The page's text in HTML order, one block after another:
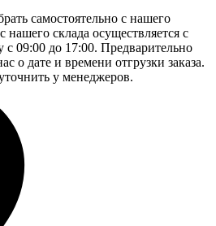
самостоятельно с нашего
нашего склада осуществляется с
с 09:00 до 17:00. Предварительно
о дате и времени отгрузки заказа.
у менеджеров.